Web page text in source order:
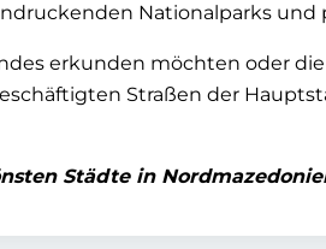
Nationalparks
erkunden möchten oder
Straßen der
Städte in